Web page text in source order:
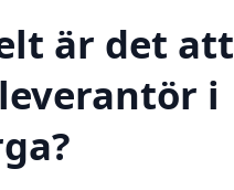
är det att
i